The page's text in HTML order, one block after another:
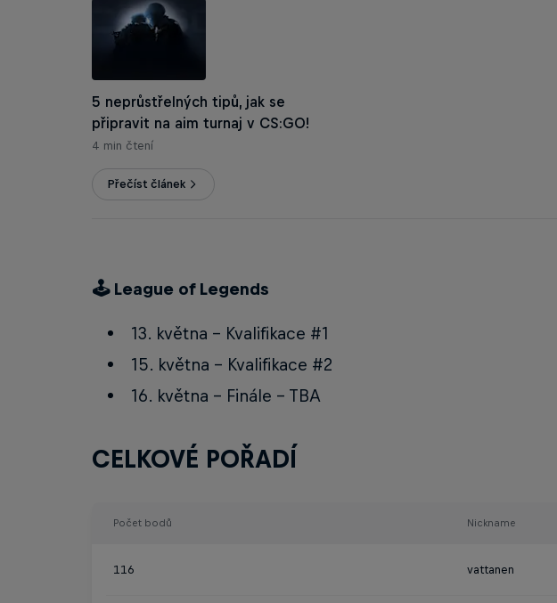
5 neprůstřelných tipů, jak se
připravit na aim turnaj v CS:GO!
4 min čtení
Přečíst článek
🕹 League of Legends
13. května - Kvalifikace #1
15. května - Kvalifikace #2
16. května - Finále - TBA
CELKOVÉ POŘADÍ
Počet bodů Nickname
116 vattanen